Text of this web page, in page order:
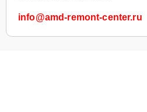
info@amd-remont-center.ru